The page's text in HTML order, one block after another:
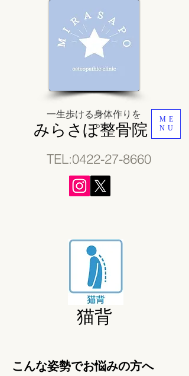
ME
NU
みらさぽ整骨院
一生歩ける身体作り ​を
TEL:0422-27-8660
猫背
こんな姿勢でお悩みの方へ